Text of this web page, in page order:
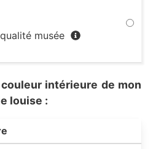
musée
intérieure de mon
louise :